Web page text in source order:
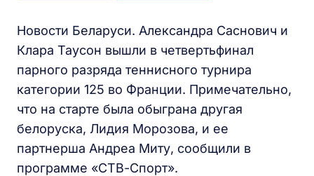
Новости Беларуси. Александра Саснович и
Клара Таусон вышли в четвертьфинал
парного разряда теннисного турнира
категории 125 во Франции. Примечательно,
что на старте была обыграна другая
белоруска, Лидия Морозова, и ее
партнерша Андреа Миту, сообщили в
программе «СТВ-Спорт».